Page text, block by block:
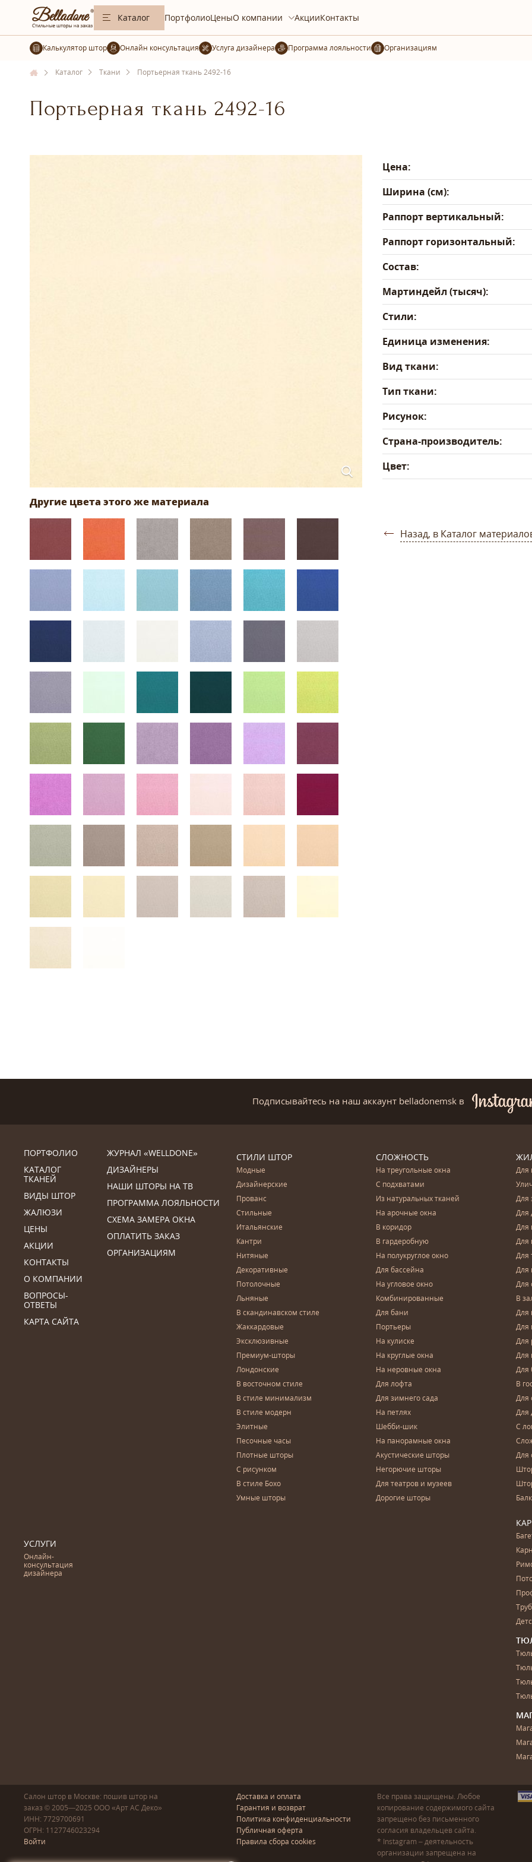
Каталог ПортфолиоЦеныО компании АкцииКонтакты
Калькулятор штор Услуга дизайнера Организациям
Каталог Ткани Портьерная ткань 2492-16
Портьерная ткань 2492-16
Цена:
Ширина (см):
Раппорт вертикальный:
Раппорт горизонтальный:
Состав:
Мартиндейл (тысяч):
Стили:
Единица изменения:
Вид ткани:
Тип ткани:
Рисунок:
Страна-производитель:
Цвет:
Назад, в Каталог
Подписывайтесь на наш аккаунт belladonemsk в
ПОРТФОЛИО
КАТАЛОГ
ТКАНЕЙ
ВИДЫ ШТОР
ЖАЛЮЗИ
ЦЕНЫ
АКЦИИ
КОНТАКТЫ
О КОМПАНИИ
ВОПРОСЫ-
ОТВЕТЫ
КАРТА САЙТА
ЖУРНАЛ «WELLDONE»
ДИЗАЙНЕРЫ
НАШИ ШТОРЫ НА ТВ
ПРОГРАММА ЛОЯЛЬНОСТИ
СХЕМА ЗАМЕРА ОКНА
ОПЛАТИТЬ ЗАКАЗ
ОРГАНИЗАЦИЯМ
УСЛУГИ
Онлайн-
консультация
дизайнера
СТИЛИ ШТОР
Модные
Дизайнерские
Прованс
Стильные
Итальянские
Кантри
Нитяные
Декоративные
Потолочные
Льняные
В скандинавском стиле
Жаккардовые
Эксклюзивные
Премиум-шторы
Лондонские
В восточном стиле
В стиле минимализм
В стиле модерн
Элитные
Песочные часы
Плотные шторы
С рисунком
В стиле Бохо
Умные шторы
СЛОЖНОСТЬ
На треугольные окна
С подхватами
Из натуральных тканей
На арочные окна
В коридор
В гардеробную
На полукруглое окно
Для бассейна
На угловое окно
Комбинированные
Для бани
Портьеры
На кулиске
На круглые окна
На неровные окна
Для лофта
Для зимнего сада
На петлях
Шебби-шик
На панорамные окна
Акустические шторы
Негорючие шторы
Для театров и музеев
Дорогие шторы
Для
Для
Для
Для
Для
Для
Для
Для
В
Для
Для
Для
Для
Для
В
Для
Для
С
Для
Салон штор в Москве: пошив штор на
заказ © 2005—2025 ООО «Арт АС Деко»
ИНН: 7729700691
ОГРН: 1127746023294
Войти
Доставка и оплата
Гарантия и возврат
Политика конфиденциальности
Публичная оферта
Правила сбора cookies
Все права защищены. Любое
копирование содержимого сайта
запрещено без письменного
согласия владельцев сайта.
* Instagram – деятельность
организации запрещена на